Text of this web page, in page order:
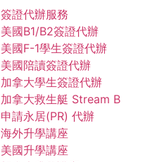
簽證代辦服務
美國B1/B2簽證代辦
美國F-1學生簽證代辦
美國陪讀簽證代辦
加拿大學生簽證代辦
加拿大救生艇 Stream B
申請永居(PR) 代辦
海外升學講座
美國升學講座